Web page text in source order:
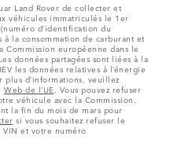
Land Rover de collecter et
véhicules immatriculés le 1er
d’identification du
la consommation de carburant et
Commission européenne dans le
données partagées sont liées à la
les données relatives à l’énergie
d’informations, veuillez
Web de l’UE . Vous pouvez refuser
véhicule avec la Commission.
la fin du mois de mars pour
si vous souhaitez refuser le
VIN et votre numéro